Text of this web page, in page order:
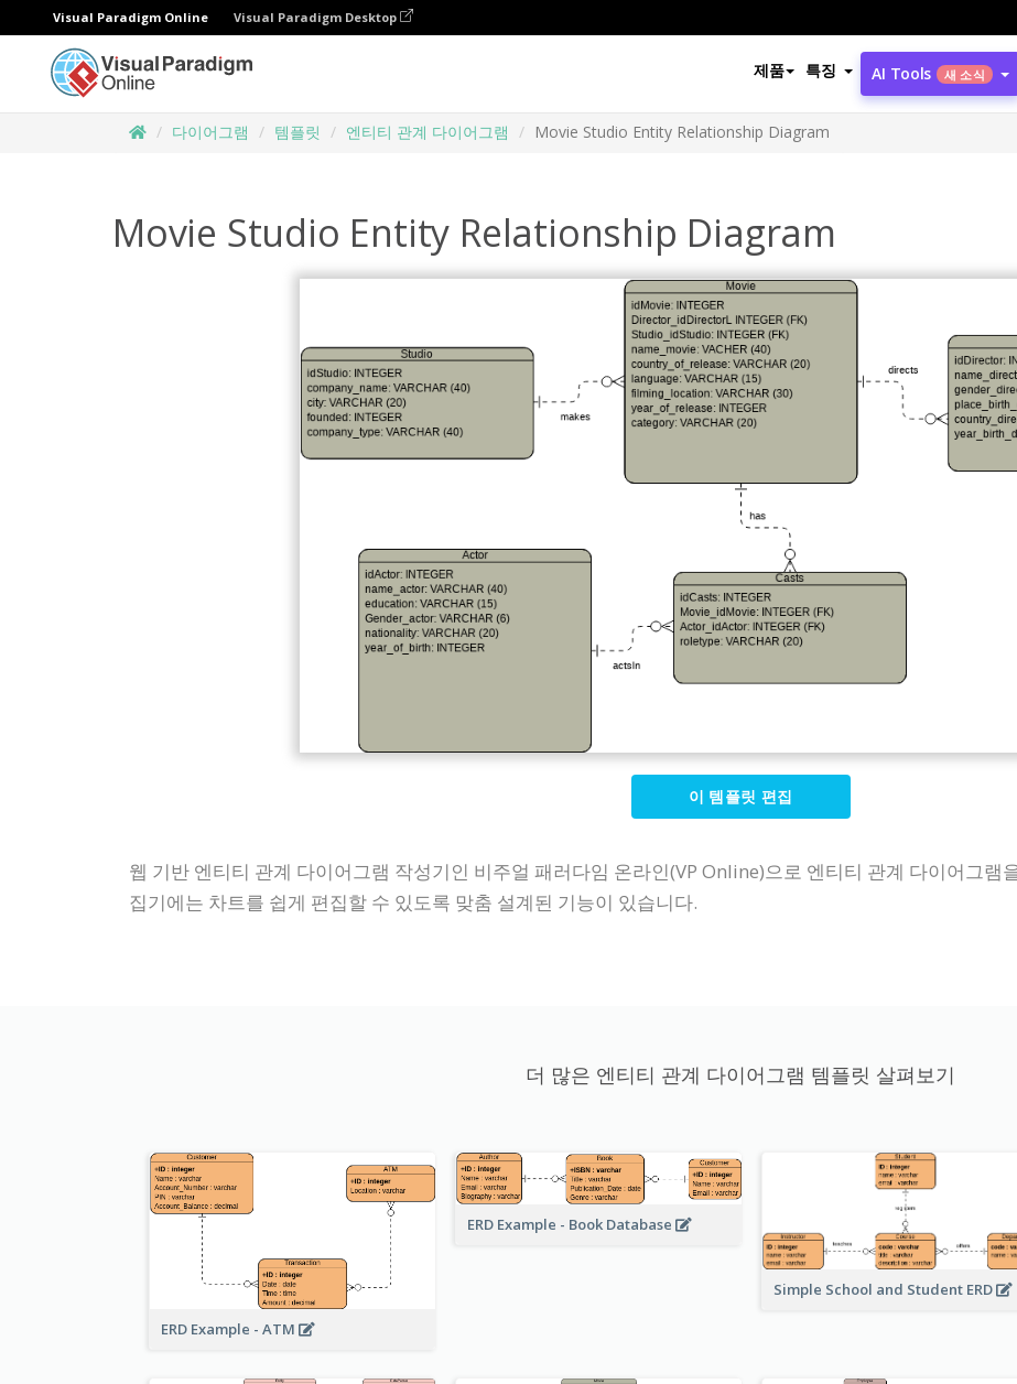
Visual Paradigm Online Visual Paradigm Desktop
제품 특징 AI Tools 새 소식
다이어그램 템플릿 엔티티 관계 다이어그램 Movie Studio Entity Relationship Diagram
Movie Studio Entity Relationship Diagram
이 템플릿 편집
웹 기반 엔티티 관계 다이어그램 작성기인 비주얼 패러다임 온라인(VP Online)으로 엔티티 관계 다이어그램
집기에는 차트를 쉽게 편집할 수 있도록 맞춤 설계된 기능이 있습니다.
더 많은 엔티티 관계 다이어그램 템플릿 살펴보기
ERD Example - ATM
ERD Example - Book Database
Simple School and Student ERD